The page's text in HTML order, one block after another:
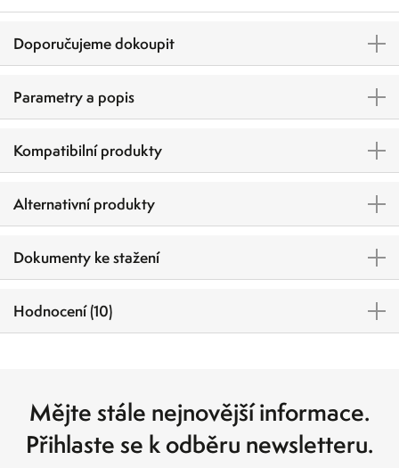
Doporučujeme dokoupit
Parametry a popis
Kompatibilní produkty
Alternativní produkty
Dokumenty ke stažení
Hodnocení (10)
Mějte stále nejnovější informace.
Přihlaste se k odběru newsletteru.